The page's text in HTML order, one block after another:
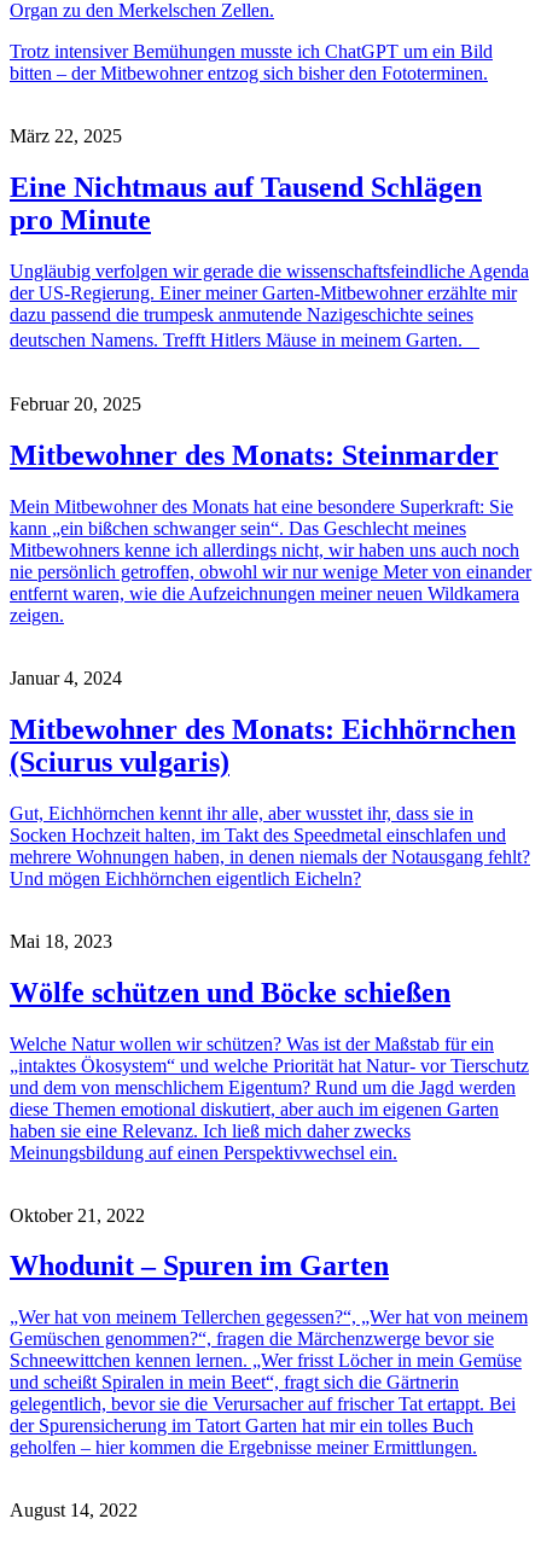
Organ zu den Merkelschen Zellen.
Trotz intensiver Bemühungen musste ich ChatGPT um ein Bild
bitten – der Mitbewohner entzog sich bisher den Fototerminen.
März 22, 2025
Eine Nichtmaus auf Tausend Schlägen
pro Minute
Ungläubig verfolgen wir gerade die wissenschaftsfeindliche Agenda
der US-Regierung. Einer meiner Garten-Mitbewohner erzählte mir
dazu passend die trumpesk anmutende Nazigeschichte seines
deutschen Namens. Trefft Hitlers Mäuse in meinem Garten.
Februar 20, 2025
Mitbewohner des Monats: Steinmarder
Mein Mitbewohner des Monats hat eine besondere Superkraft: Sie
kann „ein bißchen schwanger sein“. Das Geschlecht meines
Mitbewohners kenne ich allerdings nicht, wir haben uns auch noch
nie persönlich getroffen, obwohl wir nur wenige Meter von einander
entfernt waren, wie die Aufzeichnungen meiner neuen Wildkamera
zeigen.
Januar 4, 2024
Mitbewohner des Monats: Eichhörnchen
(Sciurus vulgaris)
Gut, Eichhörnchen kennt ihr alle, aber wusstet ihr, dass sie in
Socken Hochzeit halten, im Takt des Speedmetal einschlafen und
mehrere Wohnungen haben, in denen niemals der Notausgang fehlt?
Und mögen Eichhörnchen eigentlich Eicheln?
Mai 18, 2023
Wölfe schützen und Böcke schießen
Welche Natur wollen wir schützen? Was ist der Maßstab für ein
„intaktes Ökosystem“ und welche Priorität hat Natur- vor Tierschutz
und dem von menschlichem Eigentum? Rund um die Jagd werden
diese Themen emotional diskutiert, aber auch im eigenen Garten
haben sie eine Relevanz. Ich ließ mich daher zwecks
Meinungsbildung auf einen Perspektivwechsel ein.
Oktober 21, 2022
Whodunit – Spuren im Garten
„Wer hat von meinem Tellerchen gegessen?“, „Wer hat von meinem
Gemüschen genommen?“, fragen die Märchenzwerge bevor sie
Schneewittchen kennen lernen. „Wer frisst Löcher in mein Gemüse
und scheißt Spiralen in mein Beet“, fragt sich die Gärtnerin
gelegentlich, bevor sie die Verursacher auf frischer Tat ertappt. Bei
der Spurensicherung im Tatort Garten hat mir ein tolles Buch
geholfen – hier kommen die Ergebnisse meiner Ermittlungen.
August 14, 2022